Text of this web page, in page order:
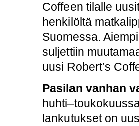
Coffeen tilalle
henkilöltä
Suomessa.
suljettiin
uusi Robert’s
Pasilan vanhan
lankutukset on